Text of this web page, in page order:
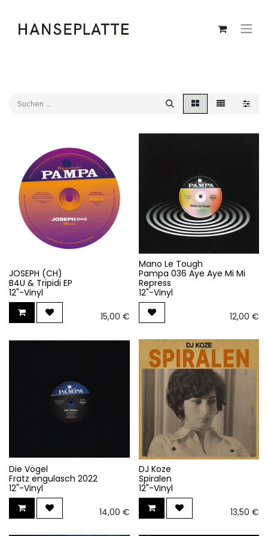
JOSEPH (CH)
B4U & Tripidi EP
12"-Vinyl
15,00 €
Mano Le Tough
Pampa 036 Aye Aye Mi Mi
Repress
12"-Vinyl
12,00 €
Die Vögel
Fratz engulasch 2022
12"-Vinyl
14,00 €
DJ Koze
Spiralen
12"-Vinyl
13,50 €